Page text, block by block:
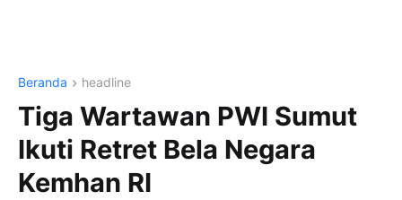
Beranda headline
Tiga Wartawan PWI Sumut
Ikuti Retret Bela Negara
Kemhan RI